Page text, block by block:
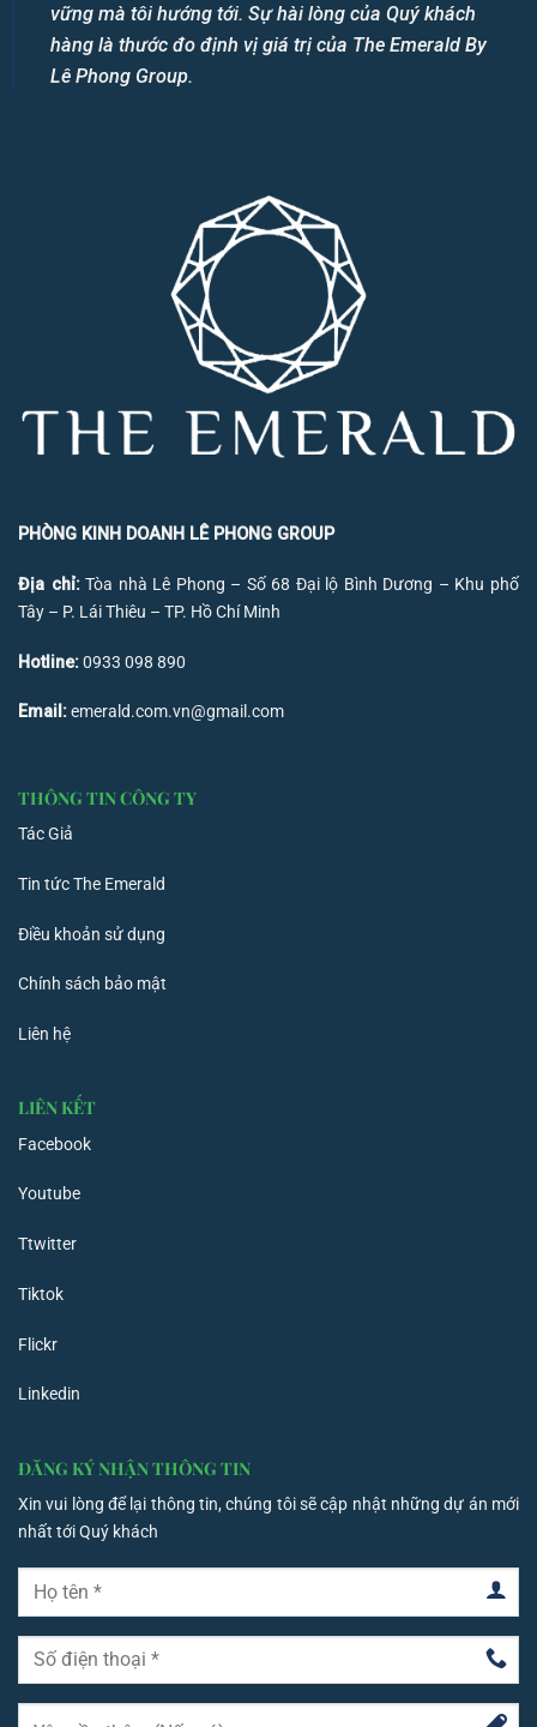
vững mà tôi hướng tới. Sự hài lòng của Quý khách
hàng là thước đo định vị giá trị của The Emerald By
Lê Phong Group.
PHÒNG KINH DOANH LÊ PHONG GROUP
Địa chỉ:Tòa nhà Lê Phong – Số 68 Đại lộ Bình Dương – Khu phố
Tây – P. Lái Thiêu – TP. Hồ Chí Minh
Hotline:0933 098 890
Email:emerald.com.vn@gmail.com
THÔNG TIN CÔNG TY
Tác Giả
Tin tức The Emerald
Điều khoản sử dụng
Chính sách bảo mật
Liên hệ
LIÊN KẾT
Facebook
Youtube
Ttwitter
Tiktok
Flickr
Linkedin
ĐĂNG KÝ NHẬN THÔNG TIN
Xin vui lòng để lại thông tin, chúng tôi sẽ cập nhật những dự án mới
nhất tới Quý khách